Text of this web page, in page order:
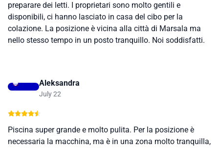
preparare dei letti. I proprietari sono molto gentili e
disponibili, ci hanno lasciato in casa del cibo per la
colazione. La posizione è vicina alla città di Marsala ma
nello stesso tempo in un posto tranquillo. Noi soddisfatti.
Aleksandra
July 22
Piscina super grande e molto pulita. Per la posizione è
necessaria la macchina, ma è in una zona molto tranquilla,